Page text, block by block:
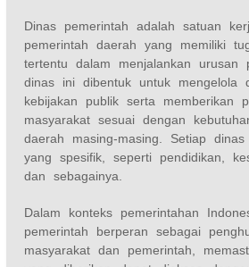
Dinas pemerintah adalah satuan
pemerintah daerah yang memiliki
tertentu dalam menjalankan urusan
dinas ini dibentuk untuk mengelola
kebijakan publik serta memberikan
masyarakat sesuai dengan
daerah masing-masing. Setiap
yang spesifik, seperti pendidikan,
dan sebagainya.
Dalam konteks pemerintahan
pemerintah berperan sebagai
masyarakat dan pemerintah,